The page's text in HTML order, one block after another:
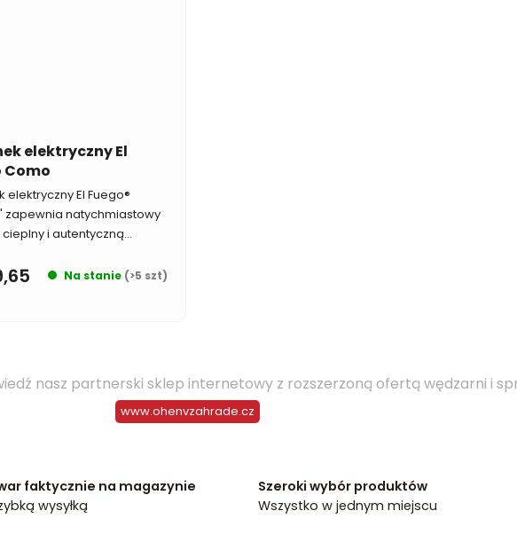
elektryczny El
Como
Na stanie (>5 szt)
elektryczny El Fuego®
zapewnia natychmiastowy
i autentyczną...
n
t
r
k
nasz partnerski sklep internetowy z rozszerzoną ofertą wędzarni i
www.ohenvzahrade.cz
faktycznie na magazynie
wysyłką
Szeroki wybór produktów
Wszystko w jednym miejscu